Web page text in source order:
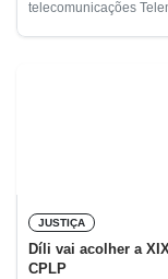
telecomunicações
JUSTIÇA
Díli vai acolher a
CPLP